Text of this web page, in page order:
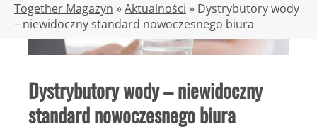
Together Magazyn »Aktualności » Dystrybutory wody
– niewidoczny standard nowoczesnego biura
Dystrybutory wody – niewidoczny
standard nowoczesnego biura